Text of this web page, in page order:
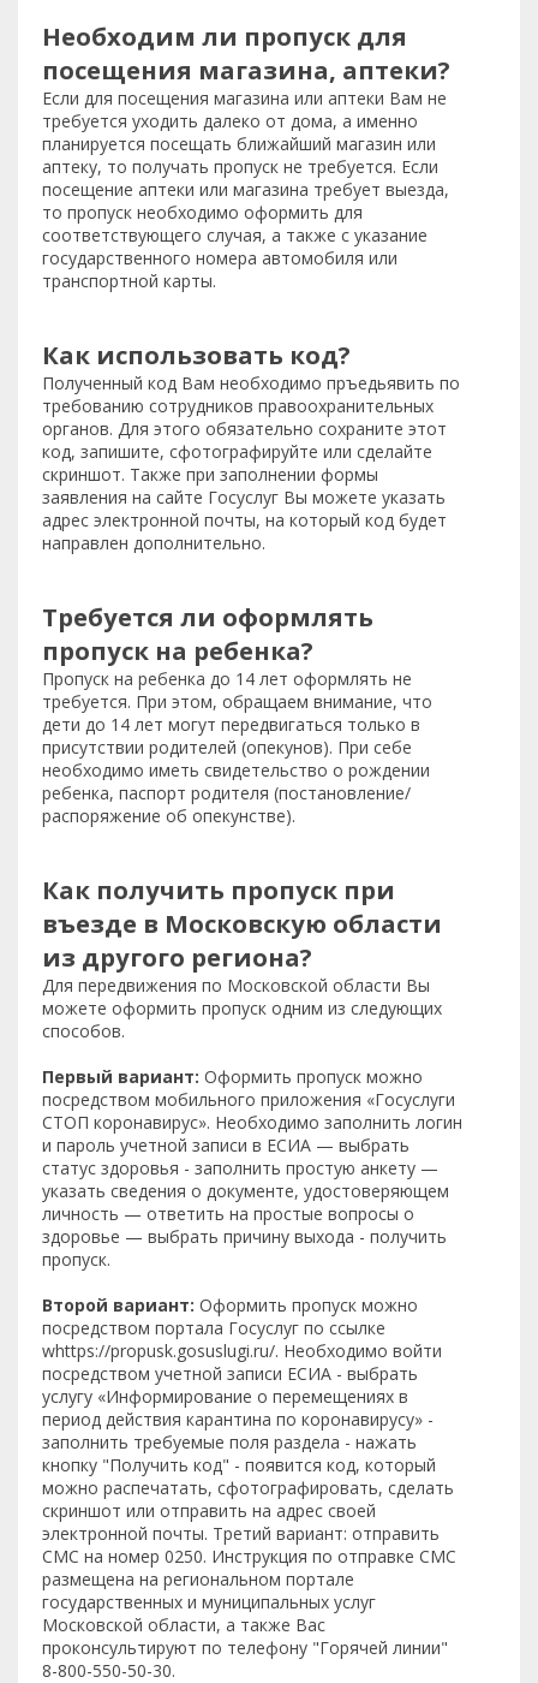
Необходим ли пропуск для
посещения магазина, аптеки?
Если для посещения магазина или аптеки Вам не
требуется уходить далеко от дома, а именно
планируется посещать ближайший магазин или
аптеку, то получать пропуск не требуется. Если
посещение аптеки или магазина требует выезда,
то пропуск необходимо оформить для
соответствующего случая, а также с указание
государственного номера автомобиля или
транспортной карты.
Как использовать код?
Полученный код Вам необходимо пръедьявить по
требованию сотрудников правоохранительных
органов. Для этого обязательно сохраните этот
код, запишите, сфотографируйте или сделайте
скриншот. Также при заполнении формы
заявления на сайте Госуслуг Вы можете указать
адрес электронной почты, на который код будет
направлен дополнительно.
Требуется ли оформлять
пропуск на ребенка?
Пропуск на ребенка до 14 лет оформлять не
требуется. При этом, обращаем внимание, что
дети до 14 лет могут передвигаться только в
присутствии родителей (опекунов). При себе
необходимо иметь свидетельство о рождении
ребенка, паспорт родителя (постановление/
распоряжение об опекунстве).
Как получить пропуск при
въезде в Московскую области
из другого региона?
Для передвижения по Московской области Вы
можете оформить пропуск одним из следующих
способов.
Первый вариант: Оформить пропуск можно
посредством мобильного приложения «Госуслуги
СТОП коронавирус». Необходимо заполнить логин
и пароль учетной записи в ЕСИА — выбрать
статус здоровья - заполнить простую анкету —
указать сведения о документе, удостоверяющем
личность — ответить на простые вопросы о
здоровье — выбрать причину выхода - получить
пропуск.
Второй вариант: Оформить пропуск можно
посредством портала Госуслуг по ссылке
whttps://propusk.gosuslugi.ru/. Необходимо войти
посредством учетной записи ЕСИА - выбрать
услугу «Информирование о перемещениях в
период действия карантина по коронавирусу» -
заполнить требуемые поля раздела - нажать
кнопку "Получить код" - появится код, который
можно распечатать, сфотографировать, сделать
скриншот или отправить на адрес своей
электронной почты. Третий вариант: отправить
СМС на номер 0250. Инструкция по отправке СМС
размещена на региональном портале
государственных и муниципальных услуг
Московской области, а также Вас
проконсультируют по телефону "Горячей линии"
8-800-550-50-30.